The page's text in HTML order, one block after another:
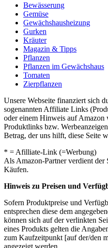
Bewässerung
Gemüse
Gewächshausheizung
Gurken
Kräuter
Magazin & Tipps
Pflanzen
Pflanzen im Gewächshaus
Tomaten
Zierpflanzen
Unsere Webseite finanziert sich
sogenannten Affiliate Links
oder einem Hinweis auf
Produktlinks bzw.
Betrag, der uns hilft, diese Seite
* = Afilliate-Link (=Werbung)
Als Amazon-Partner verdient der
Käufen.
Hinweis zu Preisen und
Sofern Produktpreise und
entsprechen diese dem
können sich auf der verlinkten
eines Produkts gelten die
zum Kaufzeitpunkt [auf der/den
angezeigt werden.